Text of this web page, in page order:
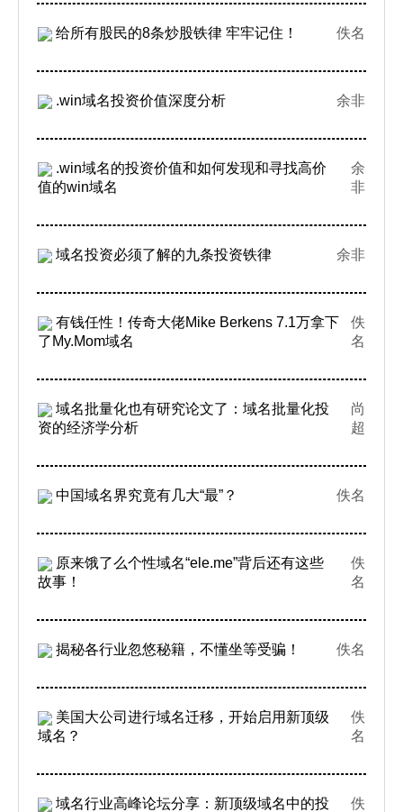
给所有股民的8条炒股铁律 牢牢记住！ 佚名
.win域名投资价值深度分析 余非
.win域名的投资价值和如何发现和寻找高价
值的win域名
余
非
域名投资必须了解的九条投资铁律 余非
有钱任性！传奇大佬Mike Berkens 7.1万拿下
了My.Mom域名
佚
名
域名批量化也有研究论文了：域名批量化投
资的经济学分析
尚
超
中国域名界究竟有几大“最”？ 佚名
原来饿了么个性域名“ele.me”背后还有这些
故事！
佚
名
揭秘各行业忽悠秘籍，不懂坐等受骗！ 佚名
美国大公司进行域名迁移，开始启用新顶级
域名？
佚
名
域名行业高峰论坛分享：新顶级域名中的投
佚